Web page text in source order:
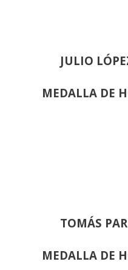
JULIO
MEDALLA DE
TOMÁS
MEDALLA DE